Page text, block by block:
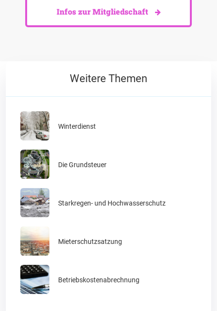
Infos zur Mitgliedschaft
Weitere Themen
Winterdienst
Die Grundsteuer
Starkregen- und Hochwasserschutz
Mieterschutzsatzung
Betriebskostenabrechnung